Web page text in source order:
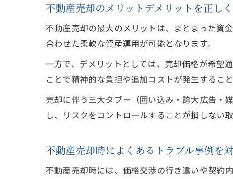
不動産売却のメリットデメリットを正し
不動産売却の最大のメリットは、まとまった資
合わせた柔軟な資産運用が可能となります。
一方で、デメリットとしては、売却価格が希望
ことで精神的な負担や追加コストが発生すること
売却に伴う三大タブー（囲い込み・誇大広告・
し、リスクをコントロールすることが損しない
不動産売却時によくあるトラブル事例を
不動産売却時には、価格交渉の行き違いや契約